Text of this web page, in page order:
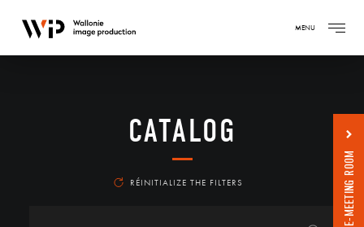
MENU
CATALOG
RÉINITIALIZE THE FILTERS E-MEETING ROOM